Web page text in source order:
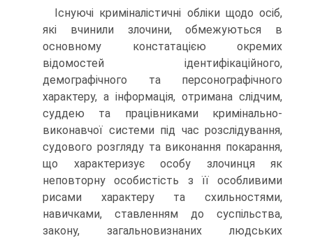
Існуючі криміналістичні обліки щодо осіб,
які вчинили злочини, обмежуються в
основному констатацією окремих
відомостей ідентифікаційного,
демографічного та персонографічного
характеру, а інформація, отримана слідчим,
суддею та працівниками кримінально-
виконавчої системи під час розслідування,
судового розгляду та виконання покарання,
що характеризує особу злочинця як
неповторну особистість з її особливими
рисами характеру та схильностями,
навичками, ставленням до суспільства,
закону, загальновизнаних людських